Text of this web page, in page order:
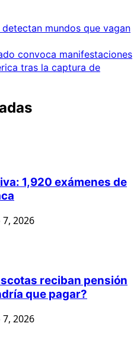
detectan mundos que vagan
convoca manifestaciones
tras la captura de
1,920 exámenes de
2026
reciban pensión
que pagar?
2026